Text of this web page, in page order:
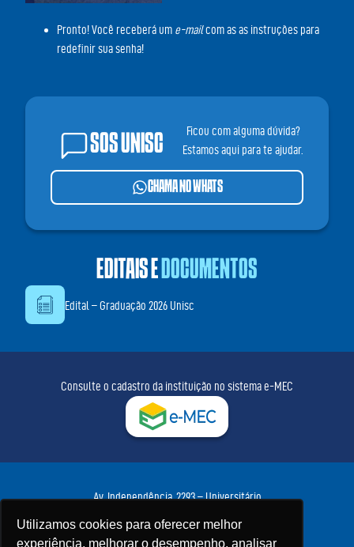
Utilizamos cookies para oferecer melhor
experiência, melhorar o desempenho, analisar
Pronto! Você receberá um e-mailcom as as instruções para
redefinir sua senha!
SOS UNISC
Ficou com alguma dúvida?
Estamos aqui para te ajudar.
CHAMA NO WHATS
EDITAIS E DOCUMENTOS
Edital – Graduação 2026 Unisc
Consulte o cadastro da instituição no sistema e-MEC
Av. Independência, 2293 – Universitário
(51) 3717-7300